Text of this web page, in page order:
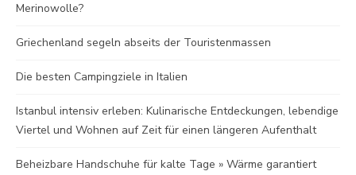
Merinowolle?
Griechenland segeln abseits der Touristenmassen
Die besten Campingziele in Italien
Istanbul intensiv erleben: Kulinarische Entdeckungen, lebendige
Viertel und Wohnen auf Zeit für einen längeren Aufenthalt
Beheizbare Handschuhe für kalte Tage » Wärme garantiert